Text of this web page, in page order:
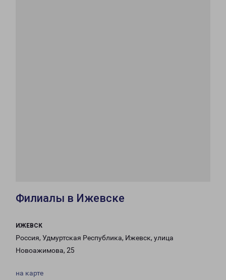
Филиалы в Ижевске
ИЖЕВСК
Россия, Удмуртская Республика, Ижевск, улица
Новоажимова, 25
на карте